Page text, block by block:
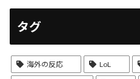
タグ
海外の反応 LoL